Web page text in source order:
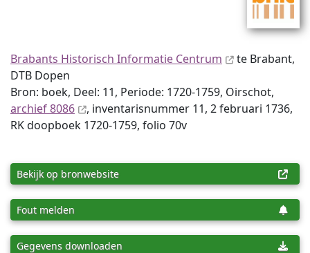
Brabants Historisch Informatie Centrum
te Brabant,
DTB Dopen
Bron: boek, Deel: 11, Periode: 1720-1759, Oirschot,
archief 8086
, inventaris­num­mer 11, 2 februari 1736,
RK doopboek 1720-1759, folio 70v
Bekijk op bronwebsite
Fout melden
Gegevens downloaden